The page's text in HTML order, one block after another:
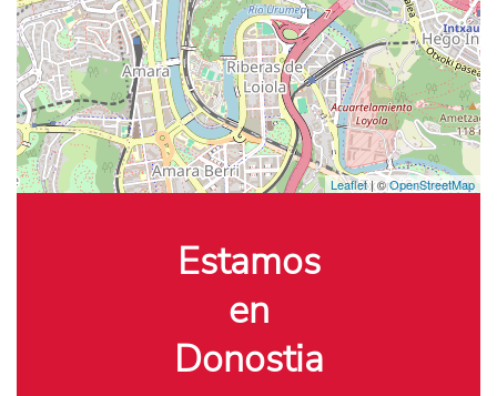
Leaflet| ©OpenStreetMap
Estamos
en
Donostia